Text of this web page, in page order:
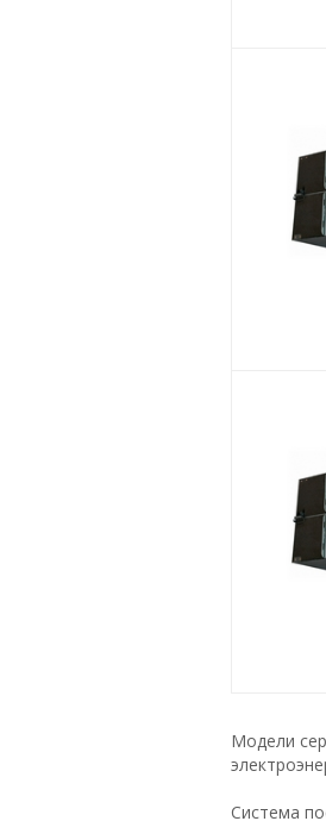
Модели
Система